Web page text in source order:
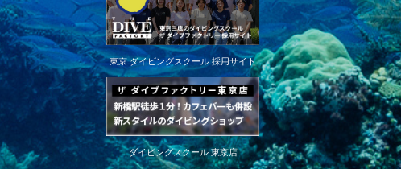
東京 ダイビングスクール 採用サイト
ダイビングスクール 東京店